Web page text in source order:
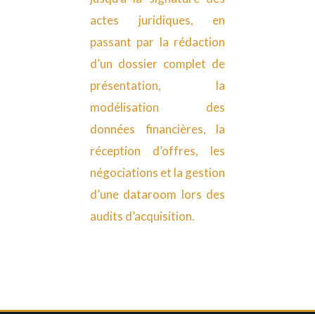
actes juridiques, en
passant par la rédaction
d’un dossier complet de
présentation, la
modélisation des
données financières, la
réception d’offres, les
négociations et la gestion
d’une dataroom lors des
audits d’acquisition.